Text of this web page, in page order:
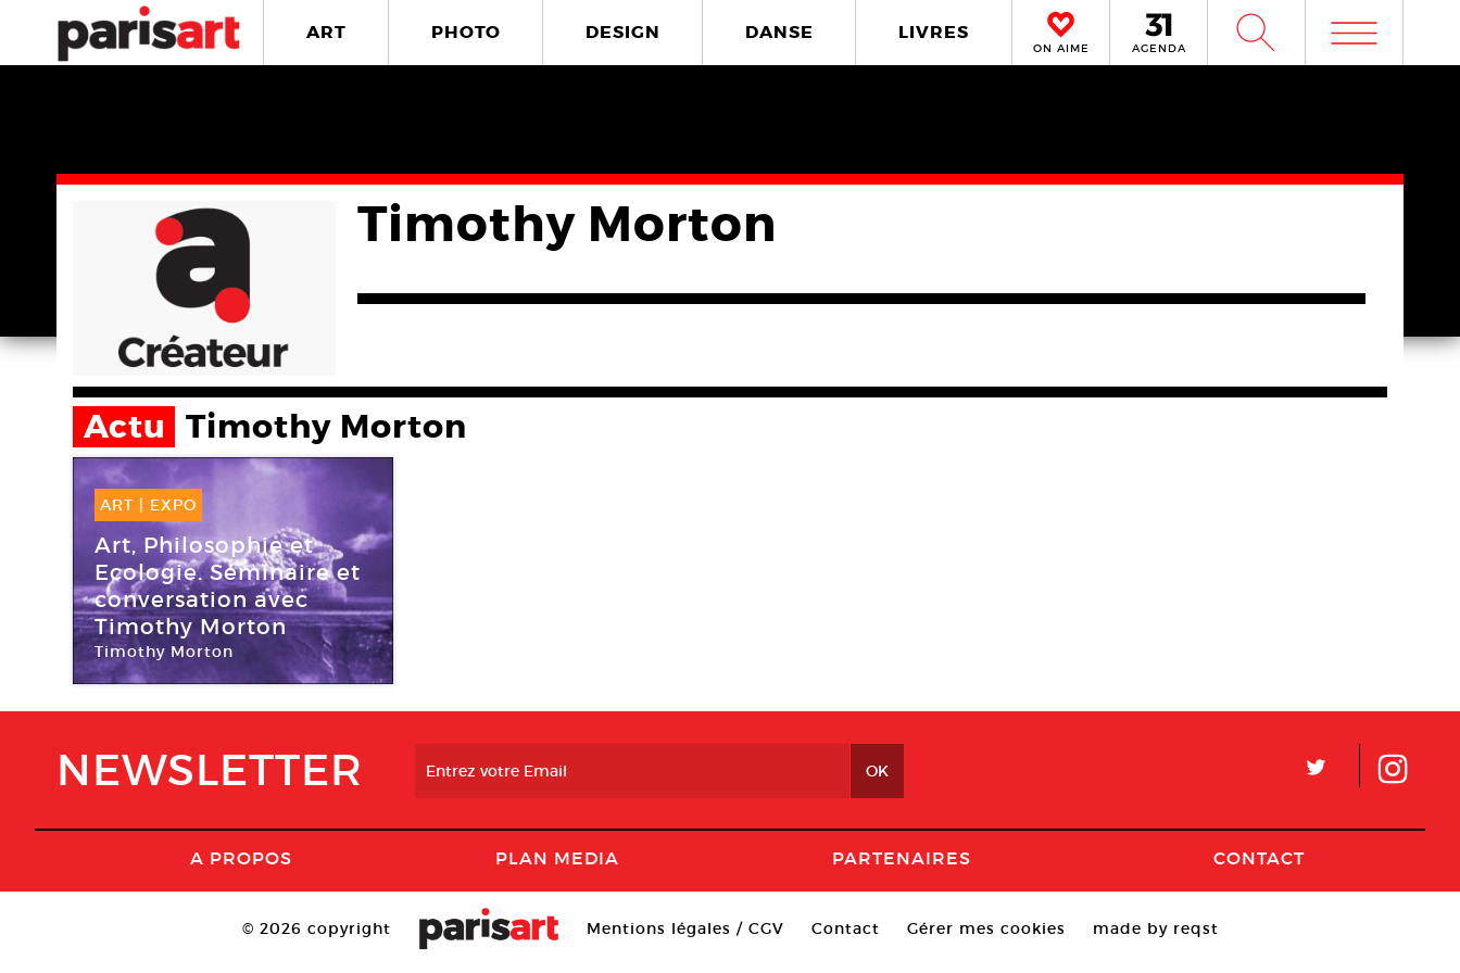
ART PHOTO DESIGN DANSE LIVRES
ON AIME AGENDA W m
Timothy Morton
Actu Timothy Morton
ART | EXPO
18 Déc -19 Déc 2015
Art, Philosophie et
Ecologie. Séminaire et
conversation avec
Timothy Morton
Timothy Morton
Bétonsalon
NEWSLETTER L
A PROPOS PLAN MEDIA PARTENAIRES CONTACT
© 2026 copyright Mentions légales / CGV Contact Gérer mes cookies made by reqst